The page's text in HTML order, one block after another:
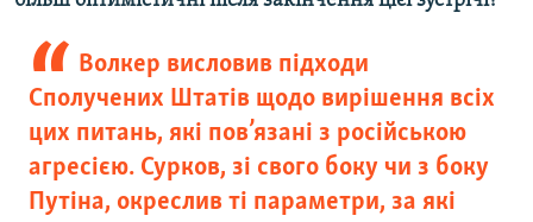
Волкер висловив підходи
Сполучених Штатів щодо вирішення всіх
цих питань, які пов’язані з російською
агресією. Сурков, зі свого боку чи з боку
Путіна, окреслив ті параметри, за які